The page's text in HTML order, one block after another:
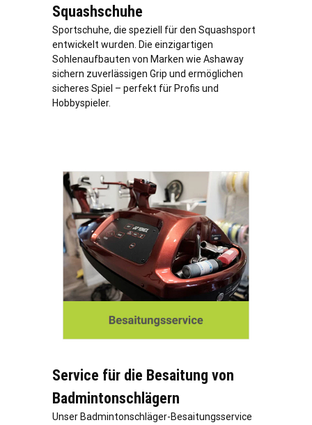
Squashschuhe
Sportschuhe, die speziell für den Squashsport
entwickelt wurden. Die einzigartigen
Sohlenaufbauten von Marken wie Ashaway
sichern zuverlässigen Grip und ermöglichen
sicheres Spiel – perfekt für Profis und
Hobbyspieler.
Service für die Besaitung von
Badmintonschlägern
Unser Badmintonschläger-Besaitungsservice